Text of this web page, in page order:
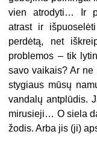
vien atrodyti… Ir
atrast ir
perdėtą, net
problemos – tik
savo vaikais? Ar
stygiaus mūsų
vandalų antplūdis.
mirusieji… O siela
žodis. Arba jis (ji)